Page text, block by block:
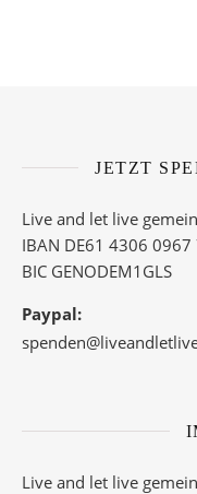
JETZT
Live and let live
IBAN DE61 4306
BIC GENODEM1GLS
Paypal:
Live and let live